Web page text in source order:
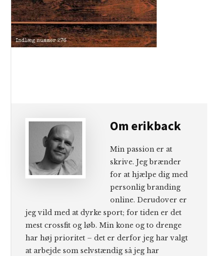
Omerikback
Min passion er at
skrive. Jeg brænder
for at hjælpe dig med
personlig branding
online. Derudover er
jeg vild med at dyrke sport; for tiden er det
mest crossfit og løb. Min kone og to drenge
har høj prioritet – det er derfor jeg har valgt
at arbejde som selvstændig så jeg har